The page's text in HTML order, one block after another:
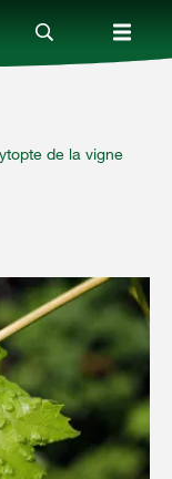
de la vigne